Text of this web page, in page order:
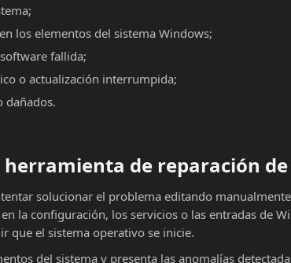
los elementos del sistema Windows;
fallida;
o actualización interrumpida;
dañados.
de reparación
solucionar el problema editando
la configuración, los servicios o las entradas de
que el sistema operativo se inicie.
del sistema y presenta las anomalías